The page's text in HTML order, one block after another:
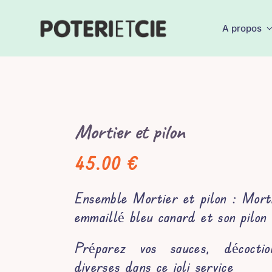
contenu
A propos
Mortier et pilon
45.00€
Ensemble Mortier et pilon :
emmaillé bleu canard et son pilon
Préparez vos sauces,
diverses dans ce joli service